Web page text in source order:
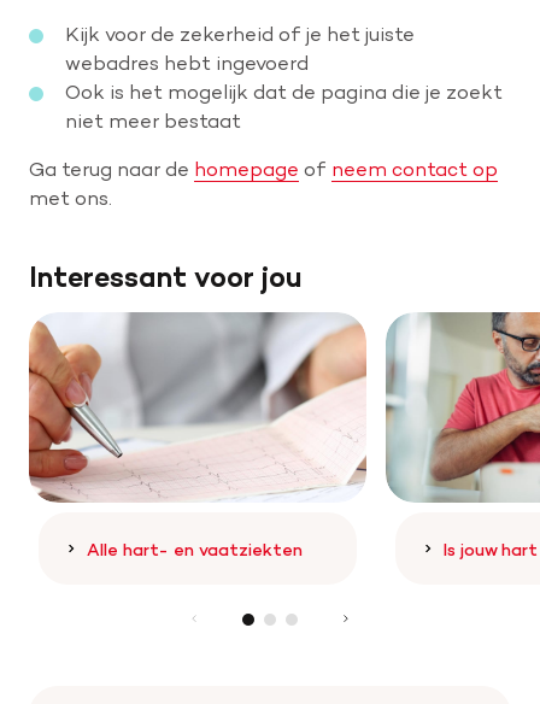
Is jouw hart gezond?
Help mee met geld
Leven met
Wetenschappelijk onderzoek
Doneer
Kijk voor de zekerheid of je het juiste
webadres hebt ingevoerd
Ook is het mogelijk dat de pagina die je zoekt
niet meer bestaat
Ga terug naar de homepage of neem contact op
met ons.
Interessant voor jou
Alle hart- en vaatziekten Is jouw